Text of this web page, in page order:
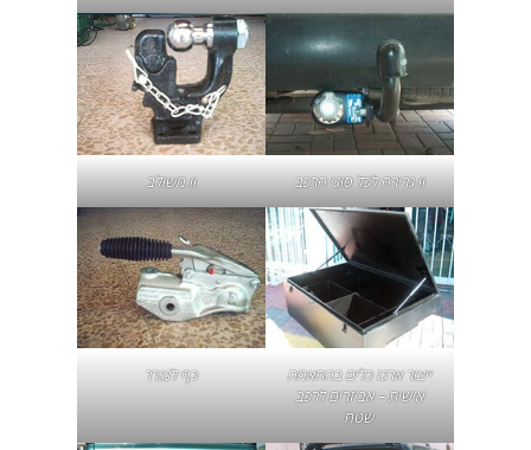
וו גרירה לכל סוגי הרכב וו משולב
ייצור ארגז כלים בהתאמה
אישית – אביזרים לרכב
שטח
כף לנגרר